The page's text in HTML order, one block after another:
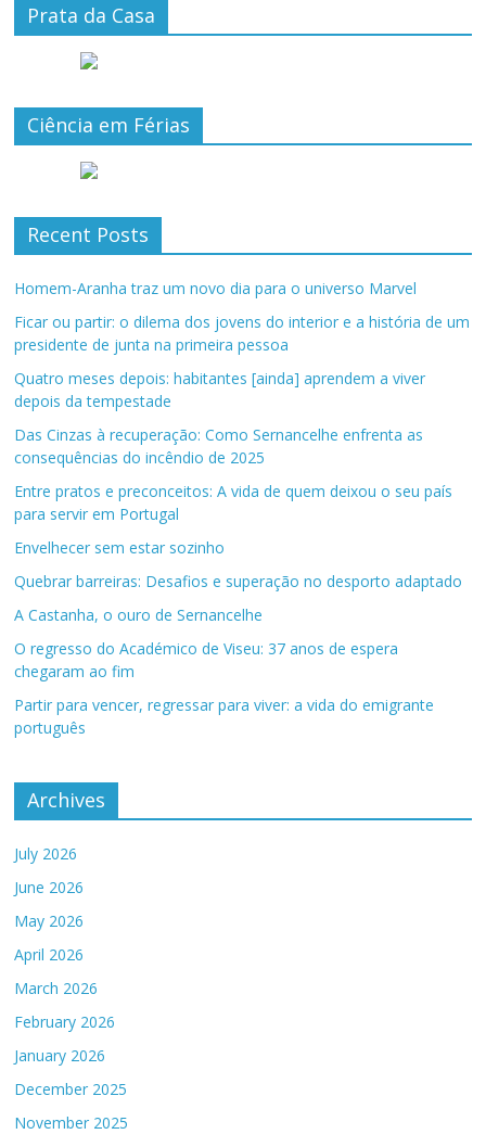
Prata da Casa
Ciência em Férias
Recent Posts
Homem-Aranha traz um novo dia para o universo Marvel
Ficar ou partir: o dilema dos jovens do interior e a história de um
presidente de junta na primeira pessoa
Quatro meses depois: habitantes [ainda] aprendem a viver
depois da tempestade
Das Cinzas à recuperação: Como Sernancelhe enfrenta as
consequências do incêndio de 2025
Entre pratos e preconceitos: A vida de quem deixou o seu país
para servir em Portugal
Envelhecer sem estar sozinho
Quebrar barreiras: Desafios e superação no desporto adaptado
A Castanha, o ouro de Sernancelhe
O regresso do Académico de Viseu: 37 anos de espera
chegaram ao fim
Partir para vencer, regressar para viver: a vida do emigrante
português
Archives
July 2026
June 2026
May 2026
April 2026
March 2026
February 2026
January 2026
December 2025
November 2025